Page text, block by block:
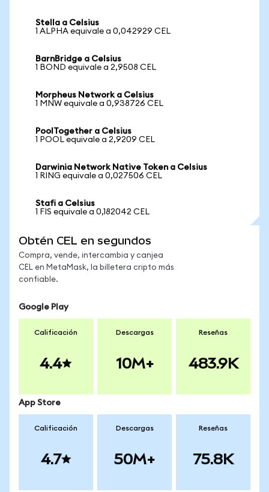
Stella a Celsius
1 ALPHA equivale a 0,042929 CEL
BarnBridge a Celsius
1 BOND equivale a 2,9508 CEL
Morpheus Network a Celsius
1 MNW equivale a 0,938726 CEL
PoolTogether a Celsius
1 POOL equivale a 2,9209 CEL
Darwinia Network Native Token a Celsius
1 RING equivale a 0,027506 CEL
Stafi a Celsius
1 FIS equivale a 0,182042 CEL
Obtén CEL en segundos
Compra, vende, intercambia y canjea
CEL en MetaMask, la billetera cripto más
confiable.
Google Play
Calificación
4.4
Descargas
10M+
Reseñas
483.9K
App Store
Calificación
4.7
Descargas
50M+
Reseñas
75.8K